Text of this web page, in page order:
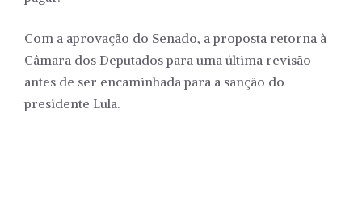
Com a aprovação do Senado, a proposta retorna à
Câmara dos Deputados para uma última revisão
antes de ser encaminhada para a sanção do
presidente Lula.